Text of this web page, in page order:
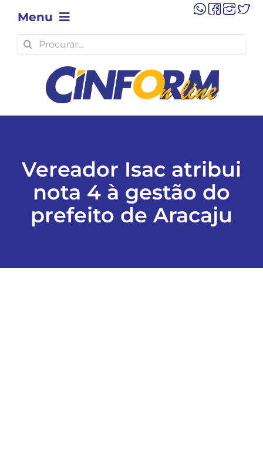
content
Menu
OPINIÃO
POLÍTICA
ECONOMIA
TECNOLOGIA
Search
for:
Vereador Isac atribui
nota 4 à gestão do
prefeito de Aracaju